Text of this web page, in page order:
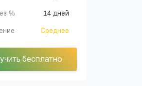
% 14 дней
Среднее
бесплатно